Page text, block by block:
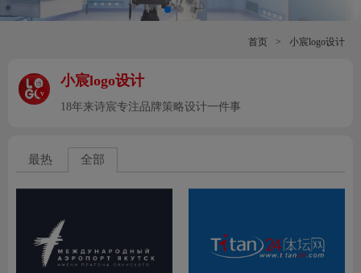
首页 > 小宸logo设计
v
小宸logo设计
18年来诗宸专注品牌策略设计一件事
最热 全部